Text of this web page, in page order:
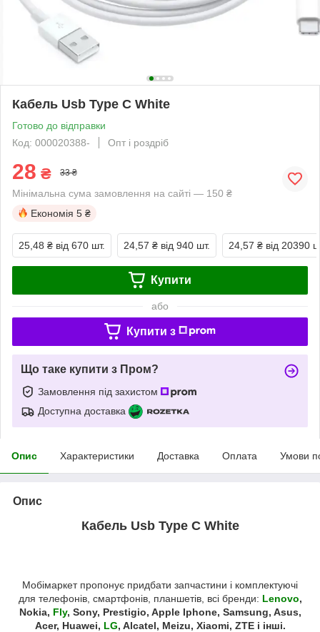
Кабель Usb Type C White
Готово до відправки
Код: 000020388-
Опт і роздріб
28 ₴ 33 ₴
Мінімальна сума замовлення на сайті — 150 ₴
Економія 5 ₴
25,48 ₴ від 670 шт. 24,57 ₴ від 940 шт. 24,57 ₴ від 20390
Купити
або
Купити з
Що таке купити з Пром?
Замовлення під захистом
Доступна доставка
Опис Характеристики Доставка Оплата Умови
Опис
Кабель Usb Type C White
Мобімаркет пропонує придбати запчастини і комплектуючі
для телефонів, смартфонів, планшетів, всі бренди: Lenovo,
Nokia, Fly, Sony, Prestigio, Apple Iphone, Samsung, Asus,
Acer, Huawei, LG, Alcatel, Meizu, Xiaomi, ZTE і інші.